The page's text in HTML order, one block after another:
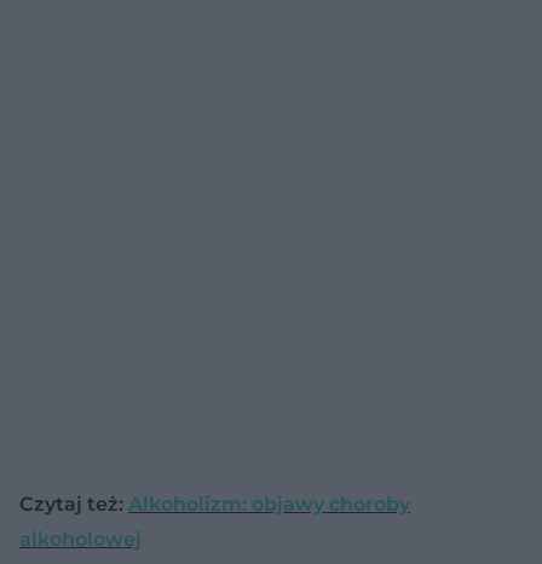
Czytaj też: Alkoholizm: objawy choroby
alkoholowej